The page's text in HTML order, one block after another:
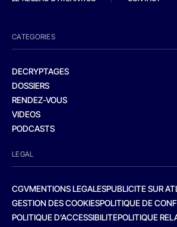
CATEGORIES
DECRYPTAGES
DOSSIERS
RENDEZ-VOUS
VIDEOS
PODCASTS
LEGAL
CGVMENTIONS LEGALESPUBLICITE SUR
GESTION DES COOKIESPOLITIQUE DE
POLITIQUE D’ACCESSIBILITEPOLITIQUE